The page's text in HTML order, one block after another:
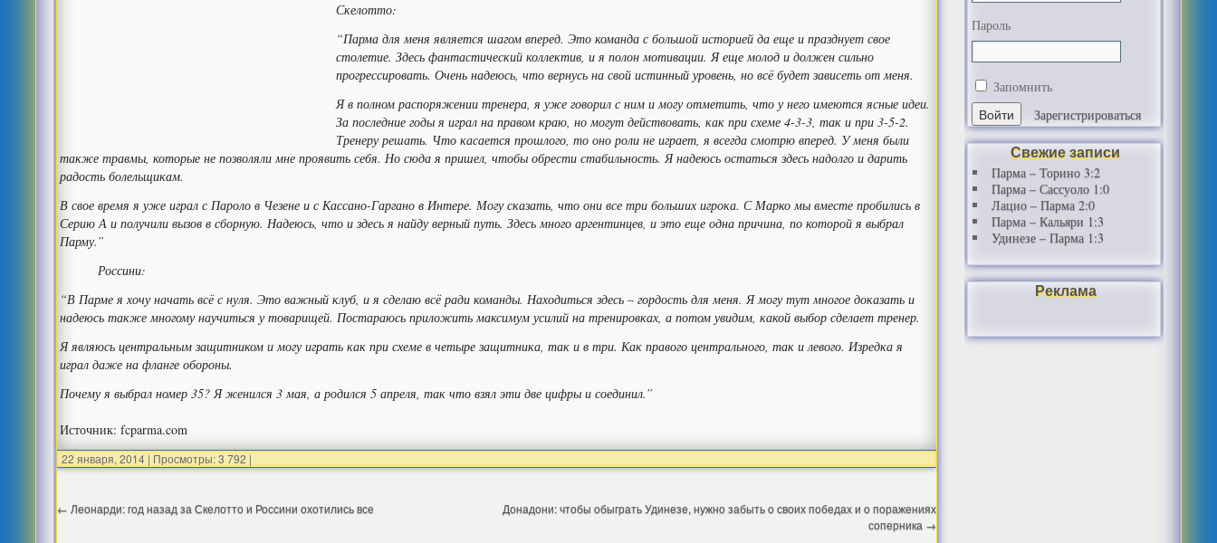
Скелотто:
“Парма для меня является шагом вперед. Это команда с большой историей да еще и празднует свое
столетие. Здесь фантастический коллектив, и я полон мотивации. Я еще молод и должен сильно
прогрессировать. Очень надеюсь, что вернусь на свой истинный уровень, но всё будет зависеть от меня.
Я в полном распоряжении тренера, я уже говорил с ним и могу отметить, что у него имеются ясные идеи.
За последние годы я играл на правом краю, но могут действовать, как при схеме 4-3-3, так и при 3-5-2.
Тренеру решать. Что касается прошлого, то оно роли не играет, я всегда смотрю вперед. У меня были
также травмы, которые не позволяли мне проявить себя. Но сюда я пришел, чтобы обрести стабильность. Я надеюсь остаться здесь надолго и дарить
радость болельщикам.
В свое время я уже играл с Пароло в Чезене и с Кассано-Гаргано в Интере. Могу сказать, что они все три больших игрока. С Марко мы вместе пробились в
Серию А и получили вызов в сборную. Надеюсь, что и здесь я найду верный путь. Здесь много аргентинцев, и это еще одна причина, по которой я выбрал
Парму.”
Россини:
“В Парме я хочу начать всё с нуля. Это важный клуб, и я сделаю всё ради команды. Находиться здесь – гордость для меня. Я могу тут многое доказать и
надеюсь также многому научиться у товарищей. Постараюсь приложить максимум усилий на тренировках, а потом увидим, какой выбор сделает тренер.
Я являюсь центральным защитником и могу играть как при схеме в четыре защитника, так и в три. Как правого центрального, так и левого. Изредка я
играл даже на фланге обороны.
Почему я выбрал номер 35? Я женился 3 мая, а родился 5 апреля, так что взял эти две цифры и соединил.”
Источник: fcparma.com
22 января, 2014 | Просмотры: 3 792 |
← Леонарди: год назад за Скелотто и Россини охотились все
Донадони: чтобы обыграть Удинезе, нужно забыть о своих победах и о поражениях
соперника →
Пароль
Запомнить
Зарегистрироваться
Свежие записи
Парма – Торино 3:2
Парма – Сассуоло 1:0
Лацио – Парма 2:0
Парма – Кальяри 1:3
Удинезе – Парма 1:3
Реклама